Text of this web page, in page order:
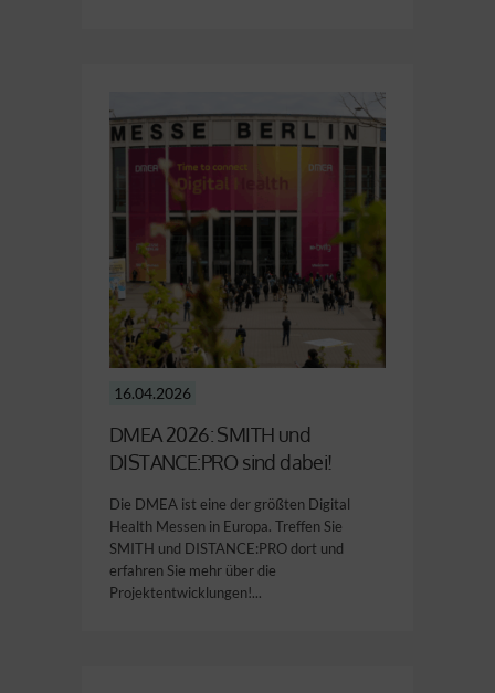
16.04.2026
DMEA 2026: SMITH und
DISTANCE:PRO sind dabei!
Die DMEA ist eine der größten Digital
Health Messen in Europa. Treffen Sie
SMITH und DISTANCE:PRO dort und
erfahren Sie mehr über die
Projektentwicklungen!...